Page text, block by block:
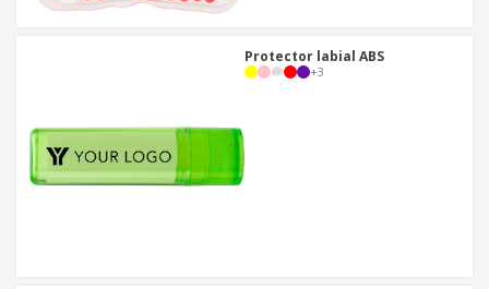
Protector labial ABS
+3